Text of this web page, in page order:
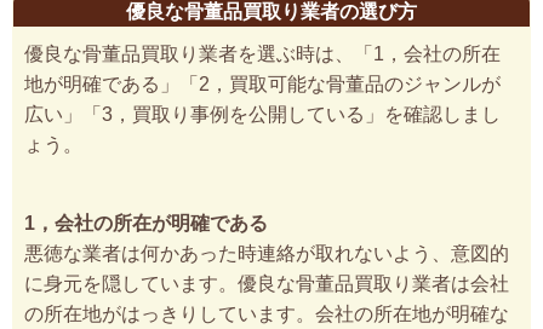
優良な骨董品買取り業者の選び方
優良な骨董品買取り業者を選ぶ時は、「1，会社の所在
地が明確である」「2，買取可能な骨董品のジャンルが
広い」「3，買取り事例を公開している」を確認しまし
ょう。
1，会社の所在が明確である
悪徳な業者は何かあった時連絡が取れないよう、意図的
に身元を隠しています。優良な骨董品買取り業者は会社
の所在地がはっきりしています。会社の所在地が明確な